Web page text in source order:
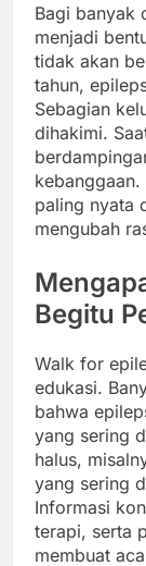
Bagi banyak
menjadi
tidak akan
tahun,
Sebagian
dihakimi.
paling nyata
mengubah
Begitu
Walk for
edukasi.
bahwa
yang sering
halus,
yang sering
Informasi
terapi, serta
membuat